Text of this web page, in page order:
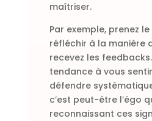
maîtriser.
Par exemple, prenez
réfléchir à la manière
recevez les
tendance à vous
défendre
c’est peut-être l’égo
reconnaissant ces